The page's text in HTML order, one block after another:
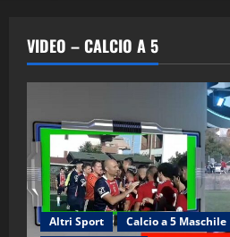
VIDEO – CALCIO A 5
Altri Sport Calcio a 5 Maschile